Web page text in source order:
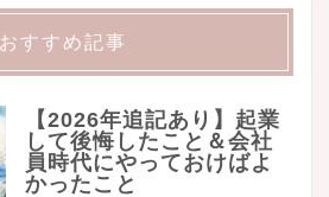
おすすめ記事
【2026年追記あり】起業
して後悔したこと＆会社
員時代にやっておけばよ
かったこと